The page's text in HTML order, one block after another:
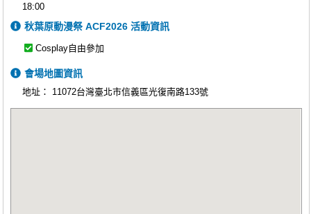
18:00
秋葉原動漫祭 ACF2026 活動資訊
Cosplay自由參加
會場地圖資訊
地址： 11072台灣臺北市信義區光復南路133號